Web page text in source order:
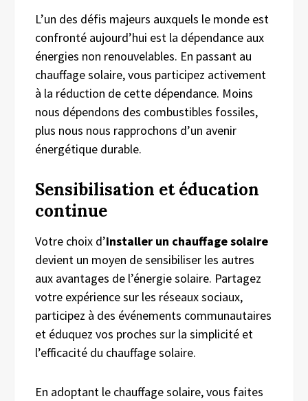
L’un des défis majeurs auxquels le monde est
confronté aujourd’hui est la dépendance aux
énergies non renouvelables. En passant au
chauffage solaire, vous participez activement
à la réduction de cette dépendance. Moins
nous dépendons des combustibles fossiles,
plus nous nous rapprochons d’un avenir
énergétique durable.
Sensibilisation etéducation
continue
Votre choix d’installer un chauffage solaire
devient un moyen de sensibiliser les autres
aux avantages de l’énergie solaire. Partagez
votre expérience sur les réseaux sociaux,
participez à des événements communautaires
et éduquez vos proches sur la simplicité et
l’efficacité du chauffage solaire.
En adoptant le chauffage solaire, vous faites